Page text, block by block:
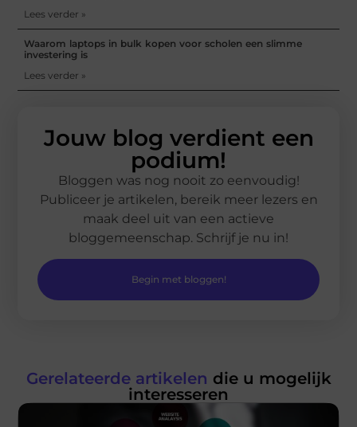
Lees verder »
Waarom laptops in bulk kopen voor scholen een slimme
investering is
Lees verder »
Jouw blog verdient een
podium!
Bloggen was nog nooit zo eenvoudig!
Publiceer je artikelen, bereik meer lezers en
maak deel uit van een actieve
bloggemeenschap. Schrijf je nu in!
Begin met bloggen!
Gerelateerde artikelen die u mogelijk
interesseren